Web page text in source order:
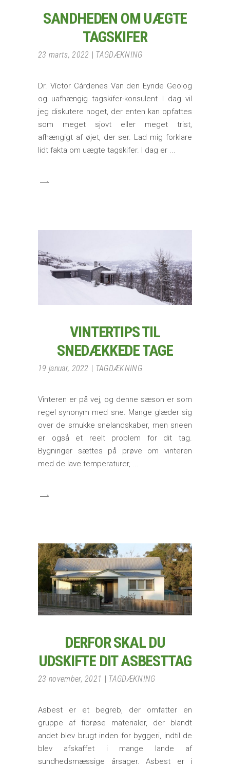
SANDHEDEN OM UÆGTE
TAGSKIFER
23 marts, 2022 TAGDÆKNING
Dr. Víctor Cárdenes Van den Eynde Geolog
og uafhængig tagskifer-konsulent I dag vil
jeg diskutere noget, der enten kan opfattes
som meget sjovt eller meget trist,
afhængigt af øjet, der ser. Lad mig forklare
lidt fakta om uægte tagskifer. I dag er
VINTERTIPS TIL
SNEDÆKKEDE TAGE
19 januar, 2022 TAGDÆKNING
Vinteren er på vej, og denne sæson er som
regel synonym med sne. Mange glæder sig
over de smukke snelandskaber, men sneen
er også et reelt problem for dit tag.
Bygninger sættes på prøve om vinteren
med de lave temperaturer,
DERFOR SKAL DU
UDSKIFTE DIT ASBESTTAG
23 november, 2021 TAGDÆKNING
Asbest er et begreb, der omfatter en
gruppe af fibrøse materialer, der blandt
andet blev brugt inden for byggeri, indtil de
blev afskaffet i mange lande af
sundhedsmæssige årsager. Asbest er i